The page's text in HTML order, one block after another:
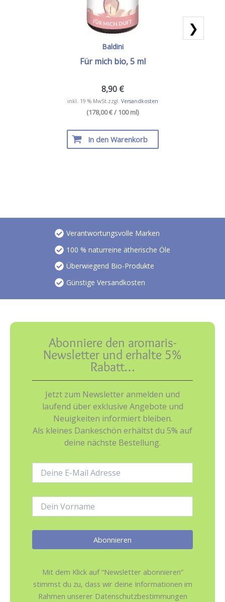
Baldini
Für mich bio, 5 ml
8,90 €
inkl. 19 % MwSt.zzgl. Versandkosten
(178,00 € / 100 ml)
In den Warenkorb
❯
Verantwortungsvolle Marken
100 % naturreine ätherische Öle
Überwiegend Bio-Produkte
Günstige Versandkosten
Abonniere den aromaris-
Newsletter und erhalte 5%
Rabatt…
Jetzt zum Newsletter anmelden und
laufend über exklusive Angebote und
Neuigkeiten informiert bleiben.
Als kleines Dankeschön erhältst du 5% auf
deine nächste Bestellung.
Mail-
Mit dem Klick auf “Newsletter abonnieren”
stimmst du zu, dass wir deine Informationen im
Rahmen unserer Datenschutzbestimmungen